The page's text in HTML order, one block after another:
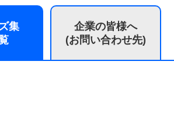
集
企業の皆様へ
(お問い合わせ先)